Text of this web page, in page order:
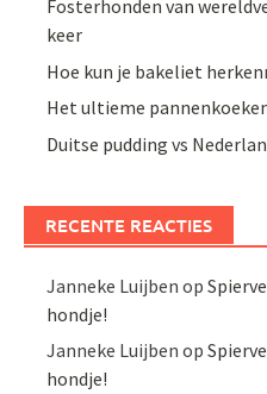
Fosterhonden van
keer
Hoe kun je bakeliet
Het ultieme
Duitse pudding vs
RECENTE REACTIES
Janneke Luijben op
hondje!
Janneke Luijben op
hondje!